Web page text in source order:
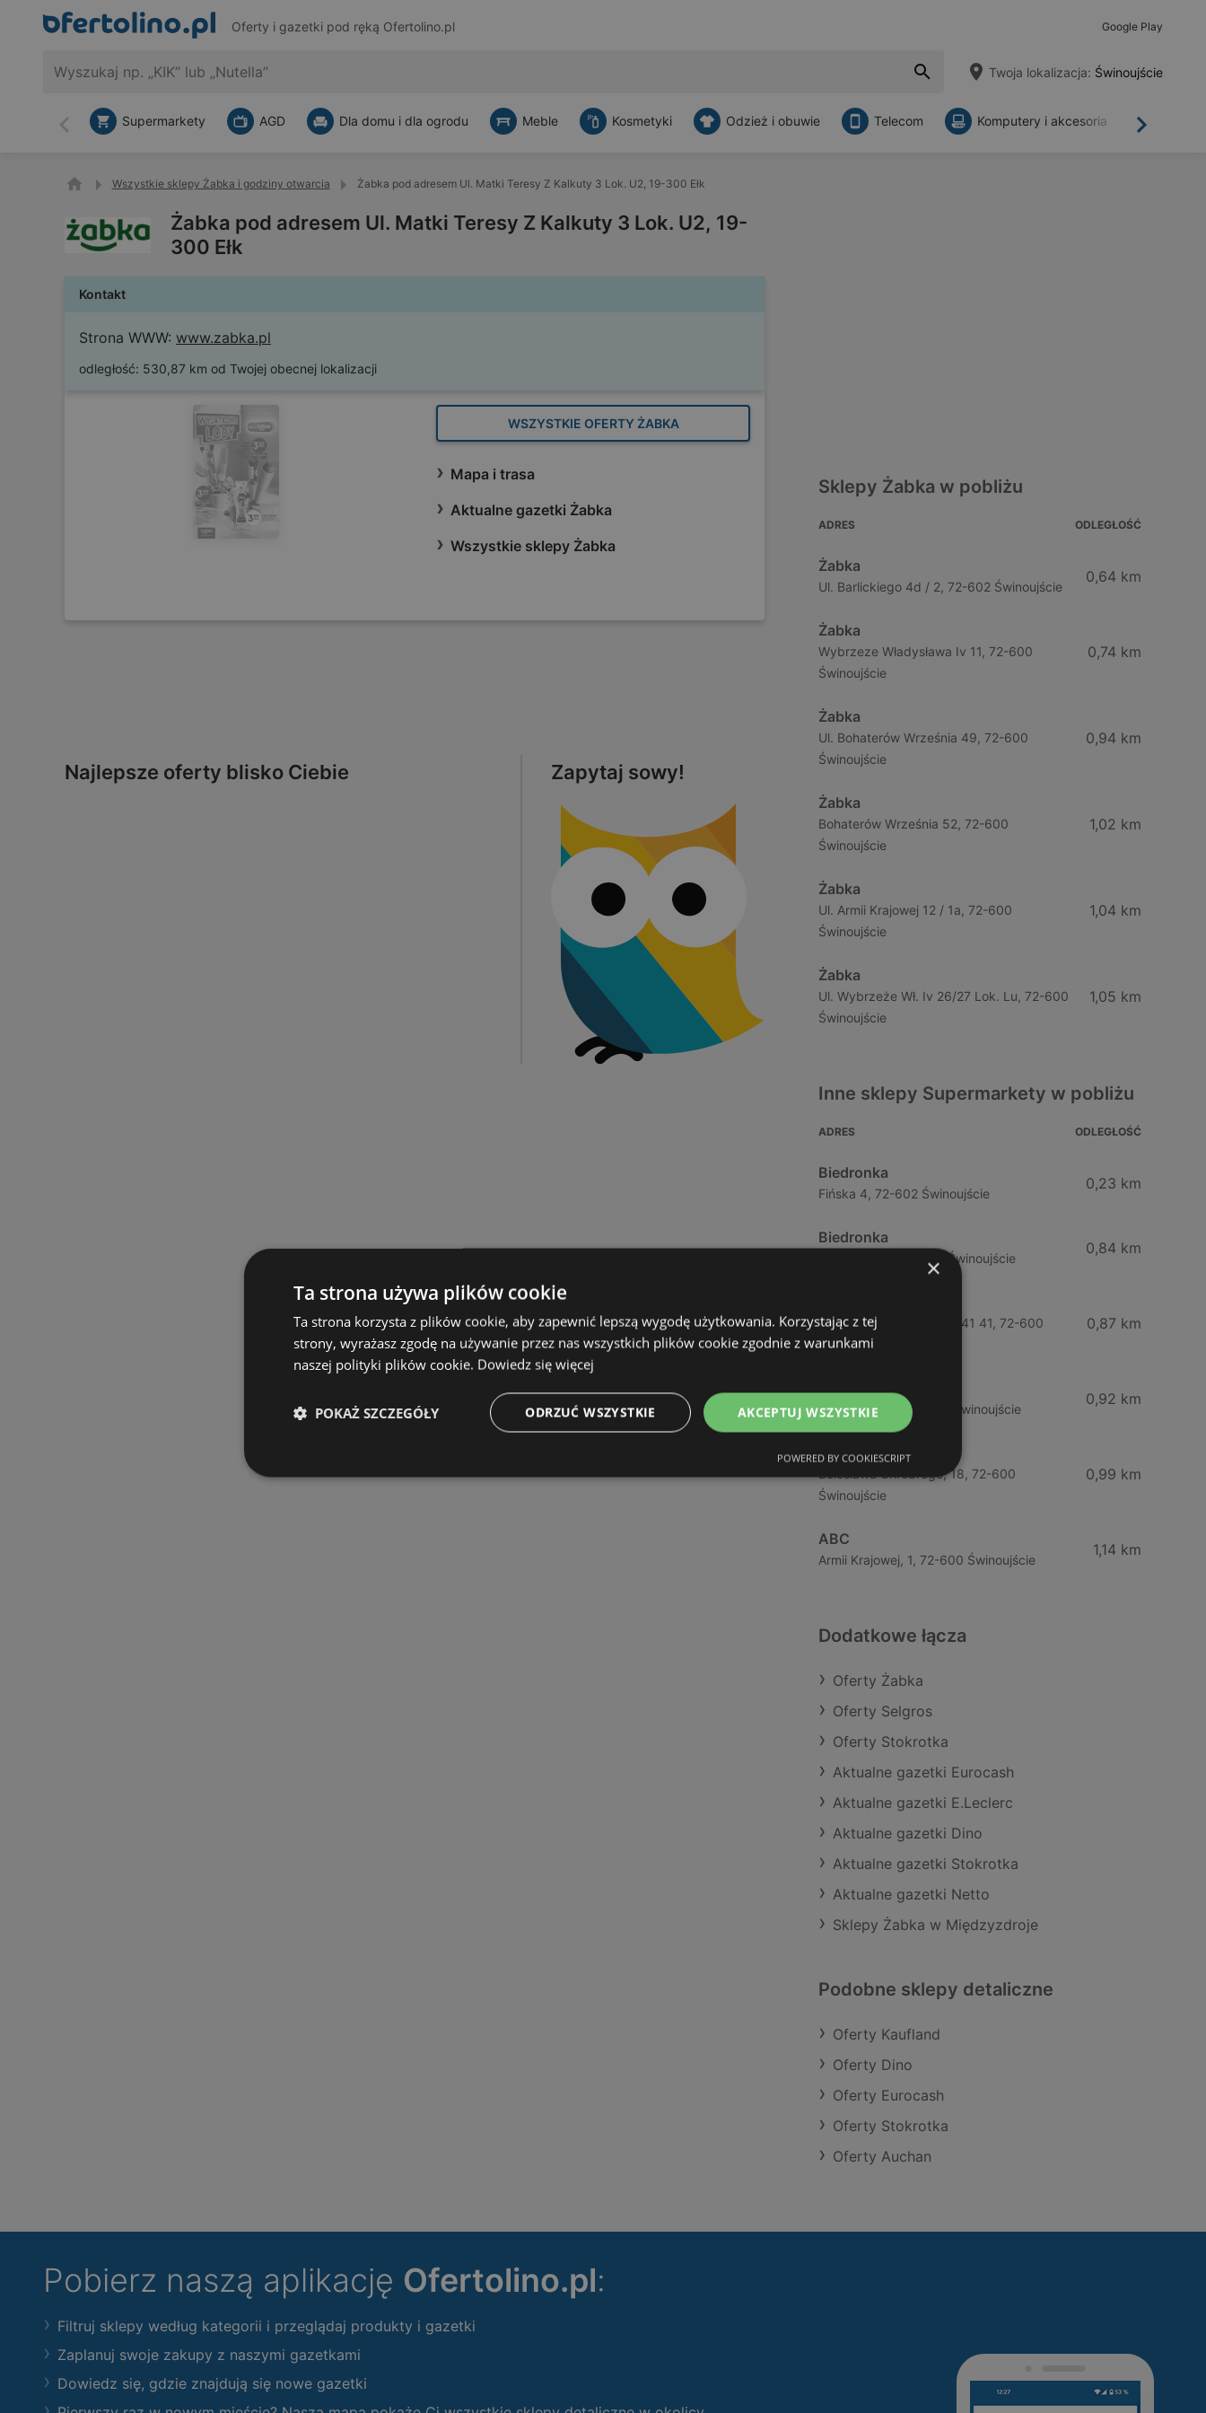
Oferty i gazetki pod ręką Ofertolino.pl Google Play
Twoja lokalizacja: Świnoujście
Wstecz Dalej
Supermarkety AGD Dla domu i dla ogrodu Meble Kosmetyki Odzież i obuwie Telecom Komputery i akcesoria
Wszystkie sklepy Żabka i godziny otwarcia Żabka pod adresem Ul. Matki Teresy Z Kalkuty 3 Lok. U2, 19-300 Ełk
Żabka pod adresem Ul. Matki Teresy Z Kalkuty 3 Lok. U2, 19-
300 Ełk
Kontakt
Strona WWW: www.zabka.pl
odległość: 530,87 km od Twojej obecnej lokalizacji
WSZYSTKIE OFERTY ŻABKA
Mapa i trasa
Aktualne gazetki Żabka
Wszystkie sklepy Żabka
Najlepsze oferty blisko Ciebie Zapytaj sowy!
Sklepy Żabka w pobliżu
ADRES ODLEGŁOŚĆ
Żabka
Ul. Barlickiego 4d / 2, 72-602 Świnoujście
0,64 km
Żabka
Wybrzeze Władysława Iv 11, 72-600
Świnoujście
0,74 km
Żabka
Ul. Bohaterów Września 49, 72-600
Świnoujście
0,94 km
Żabka
Bohaterów Września 52, 72-600
Świnoujście
1,02 km
Żabka
Ul. Armii Krajowej 12 / 1a, 72-600
Świnoujście
1,04 km
Żabka
Ul. Wybrzeże Wł. Iv 26/27 Lok. Lu, 72-600
Świnoujście
1,05 km
Inne sklepy Supermarkety w pobliżu
ADRES ODLEGŁOŚĆ
Biedronka
Fińska 4, 72-602 Świnoujście
0,23 km
Biedronka
Chrobrego 9, 72-600 Świnoujście
0,84 km
Ul. Bohaterów Września 41 41, 72-600
Świnoujście
0,87 km
ABC
Barlickiego, 4, 72-600 Świnoujście
0,92 km
ABC
Bolesława Chrobrego, 18, 72-600
Świnoujście
0,99 km
ABC
Armii Krajowej, 1, 72-600 Świnoujście
1,14 km
Dodatkowe łącza
Oferty Żabka
Oferty Selgros
Oferty Stokrotka
Aktualne gazetki Eurocash
Aktualne gazetki E.Leclerc
Aktualne gazetki Dino
Aktualne gazetki Stokrotka
Aktualne gazetki Netto
Sklepy Żabka w Międzyzdroje
Podobne sklepy detaliczne
Oferty Kaufland
Oferty Dino
Oferty Eurocash
Oferty Stokrotka
Oferty Auchan
Pobierz naszą aplikację Ofertolino.pl:
Filtruj sklepy według kategorii i przeglądaj produkty i gazetki
Zaplanuj swoje zakupy z naszymi gazetkami
Dowiedz się, gdzie znajdują się nowe gazetki
×
Ta strona używa plików cookie
Ta strona korzysta z plików cookie, aby zapewnić lepszą wygodę użytkowania. Korzystając z tej
strony, wyrażasz zgodę na używanie przez nas wszystkich plików cookie zgodnie z warunkami
naszej polityki plików cookie. Dowiedz się więcej
AKCEPTUJ WSZYSTKIE
ODRZUĆ WSZYSTKIE
POKAŻ SZCZEGÓŁY
POWERED BY COOKIESCRIPT